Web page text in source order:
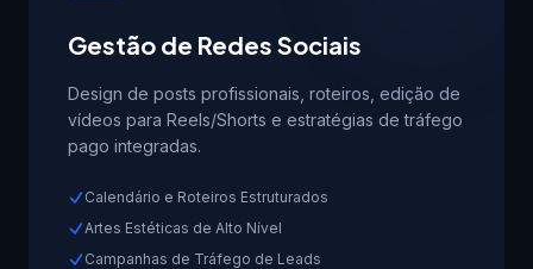
Gestão de Redes Sociais
Design de posts profissionais, roteiros, edição de
vídeos para Reels/Shorts e estratégias de tráfego
pago integradas.
Calendário e Roteiros Estruturados
Artes Estéticas de Alto Nível
Campanhas de Tráfego de Leads